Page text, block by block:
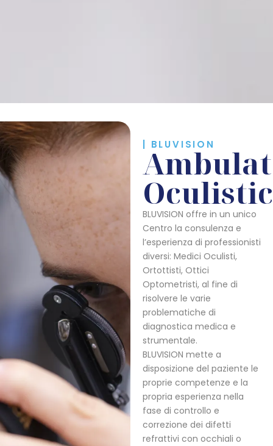
| BLUVISION
BLUVISION offre in un unico
Centro la consulenza e
l’esperienza di professionisti
diversi: Medici Oculisti,
Ortottisti, Ottici
Optometristi, al fine di
risolvere le varie
problematiche di
diagnostica medica e
strumentale.
BLUVISION mette a
disposizione del paziente le
proprie competenze e la
propria esperienza nella
fase di controllo e
correzione dei difetti
refrattivi con occhiali o